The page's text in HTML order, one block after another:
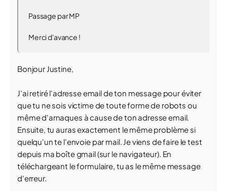
Passage par MP
Merci d'avance !
Bonjour Justine,
J'ai retiré l'adresse email de ton message pour éviter
que tu ne sois victime de toute forme de robots ou
même d'arnaques à cause de ton adresse email.
Ensuite, tu auras exactement le même problème si
quelqu'un te l'envoie par mail. Je viens de faire le test
depuis ma boîte gmail (sur le navigateur). En
téléchargeant le formulaire, tu as le même message
d'erreur.